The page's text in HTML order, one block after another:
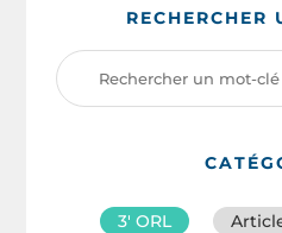
RECHERCHER
3′ ORL